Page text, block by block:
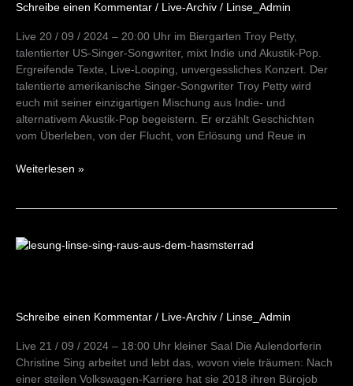
Schreibe einen Kommentar / Live-Archiv / Linse_Admin
Live 20 / 09 / 2024 – 20:00 Uhr im Biergarten Troy Petty,
talentierter US-Singer-Songwriter, mixt Indie und Akustik-Pop.
Ergreifende Texte, Live-Looping, unvergessliches Konzert. Der
talentierte amerikanische Singer-Songwriter Troy Petty wird
euch mit seiner einzigartigen Mischung aus Indie- und
alternativem Akustik-Pop begeistern. Er erzählt Geschichten
vom Überleben, von der Flucht, von Erlösung und Reue in
Weiterlesen »
Schreibe einen Kommentar / Live-Archiv / Linse_Admin
Live 21 / 09 / 2024 – 18:00 Uhr kleiner Saal Die Aulendorferin
Christine Sing arbeitet und lebt das, wovon viele träumen: Nach
einer steilen Volkswagen-Karriere hat sie 2018 ihren Bürojob
Lesung
ab
aufs
Surfbrett“